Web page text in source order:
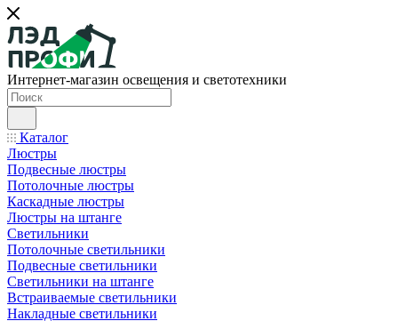
Интернет-магазин освещения и светотехники
Каталог
Люстры
Подвесные люстры
Потолочные люстры
Каскадные люстры
Люстры на штанге
Светильники
Потолочные светильники
Подвесные светильники
Светильники на штанге
Встраиваемые светильники
Накладные светильники